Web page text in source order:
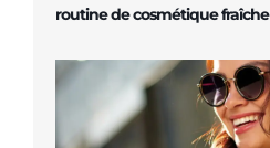
routine de cosmétique fraîche